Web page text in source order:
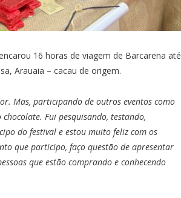
16 horas de viagem de Barcarena até
Arauaia – cacau de origem.
Mas, participando de outros eventos como
Fui pesquisando, testando,
do festival e estou muito feliz com os
que participo, faço questão de apresentar
que estão comprando e conhecendo